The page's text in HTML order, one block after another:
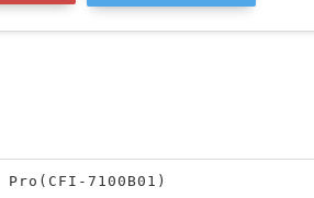
7100B01)